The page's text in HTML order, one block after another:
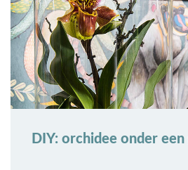
DIY: orchidee onder